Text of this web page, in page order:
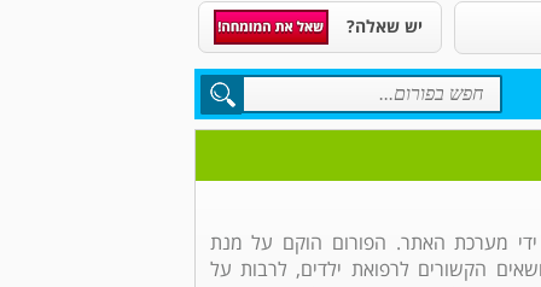
יש שאלה?
ידי מערכת האתר. הפורום הוקם על מנת
הקשורים לרפואת ילדים, לרבות על